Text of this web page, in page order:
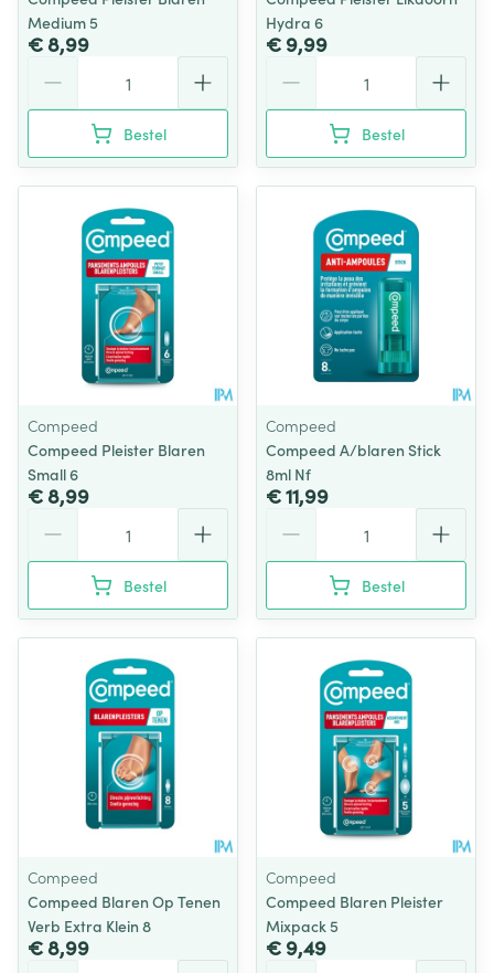
Medium 5
€ 8,99
Bestel
Hydra 6
€ 9,99
Bestel
Compeed
Compeed Pleister Blaren
Small 6
€ 8,99
Bestel
Compeed
Compeed A/blaren Stick
8ml Nf
€ 11,99
Bestel
Compeed
Compeed Blaren Op Tenen
Verb Extra Klein 8
€ 8,99
Compeed
Compeed Blaren Pleister
Mixpack 5
€ 9,49